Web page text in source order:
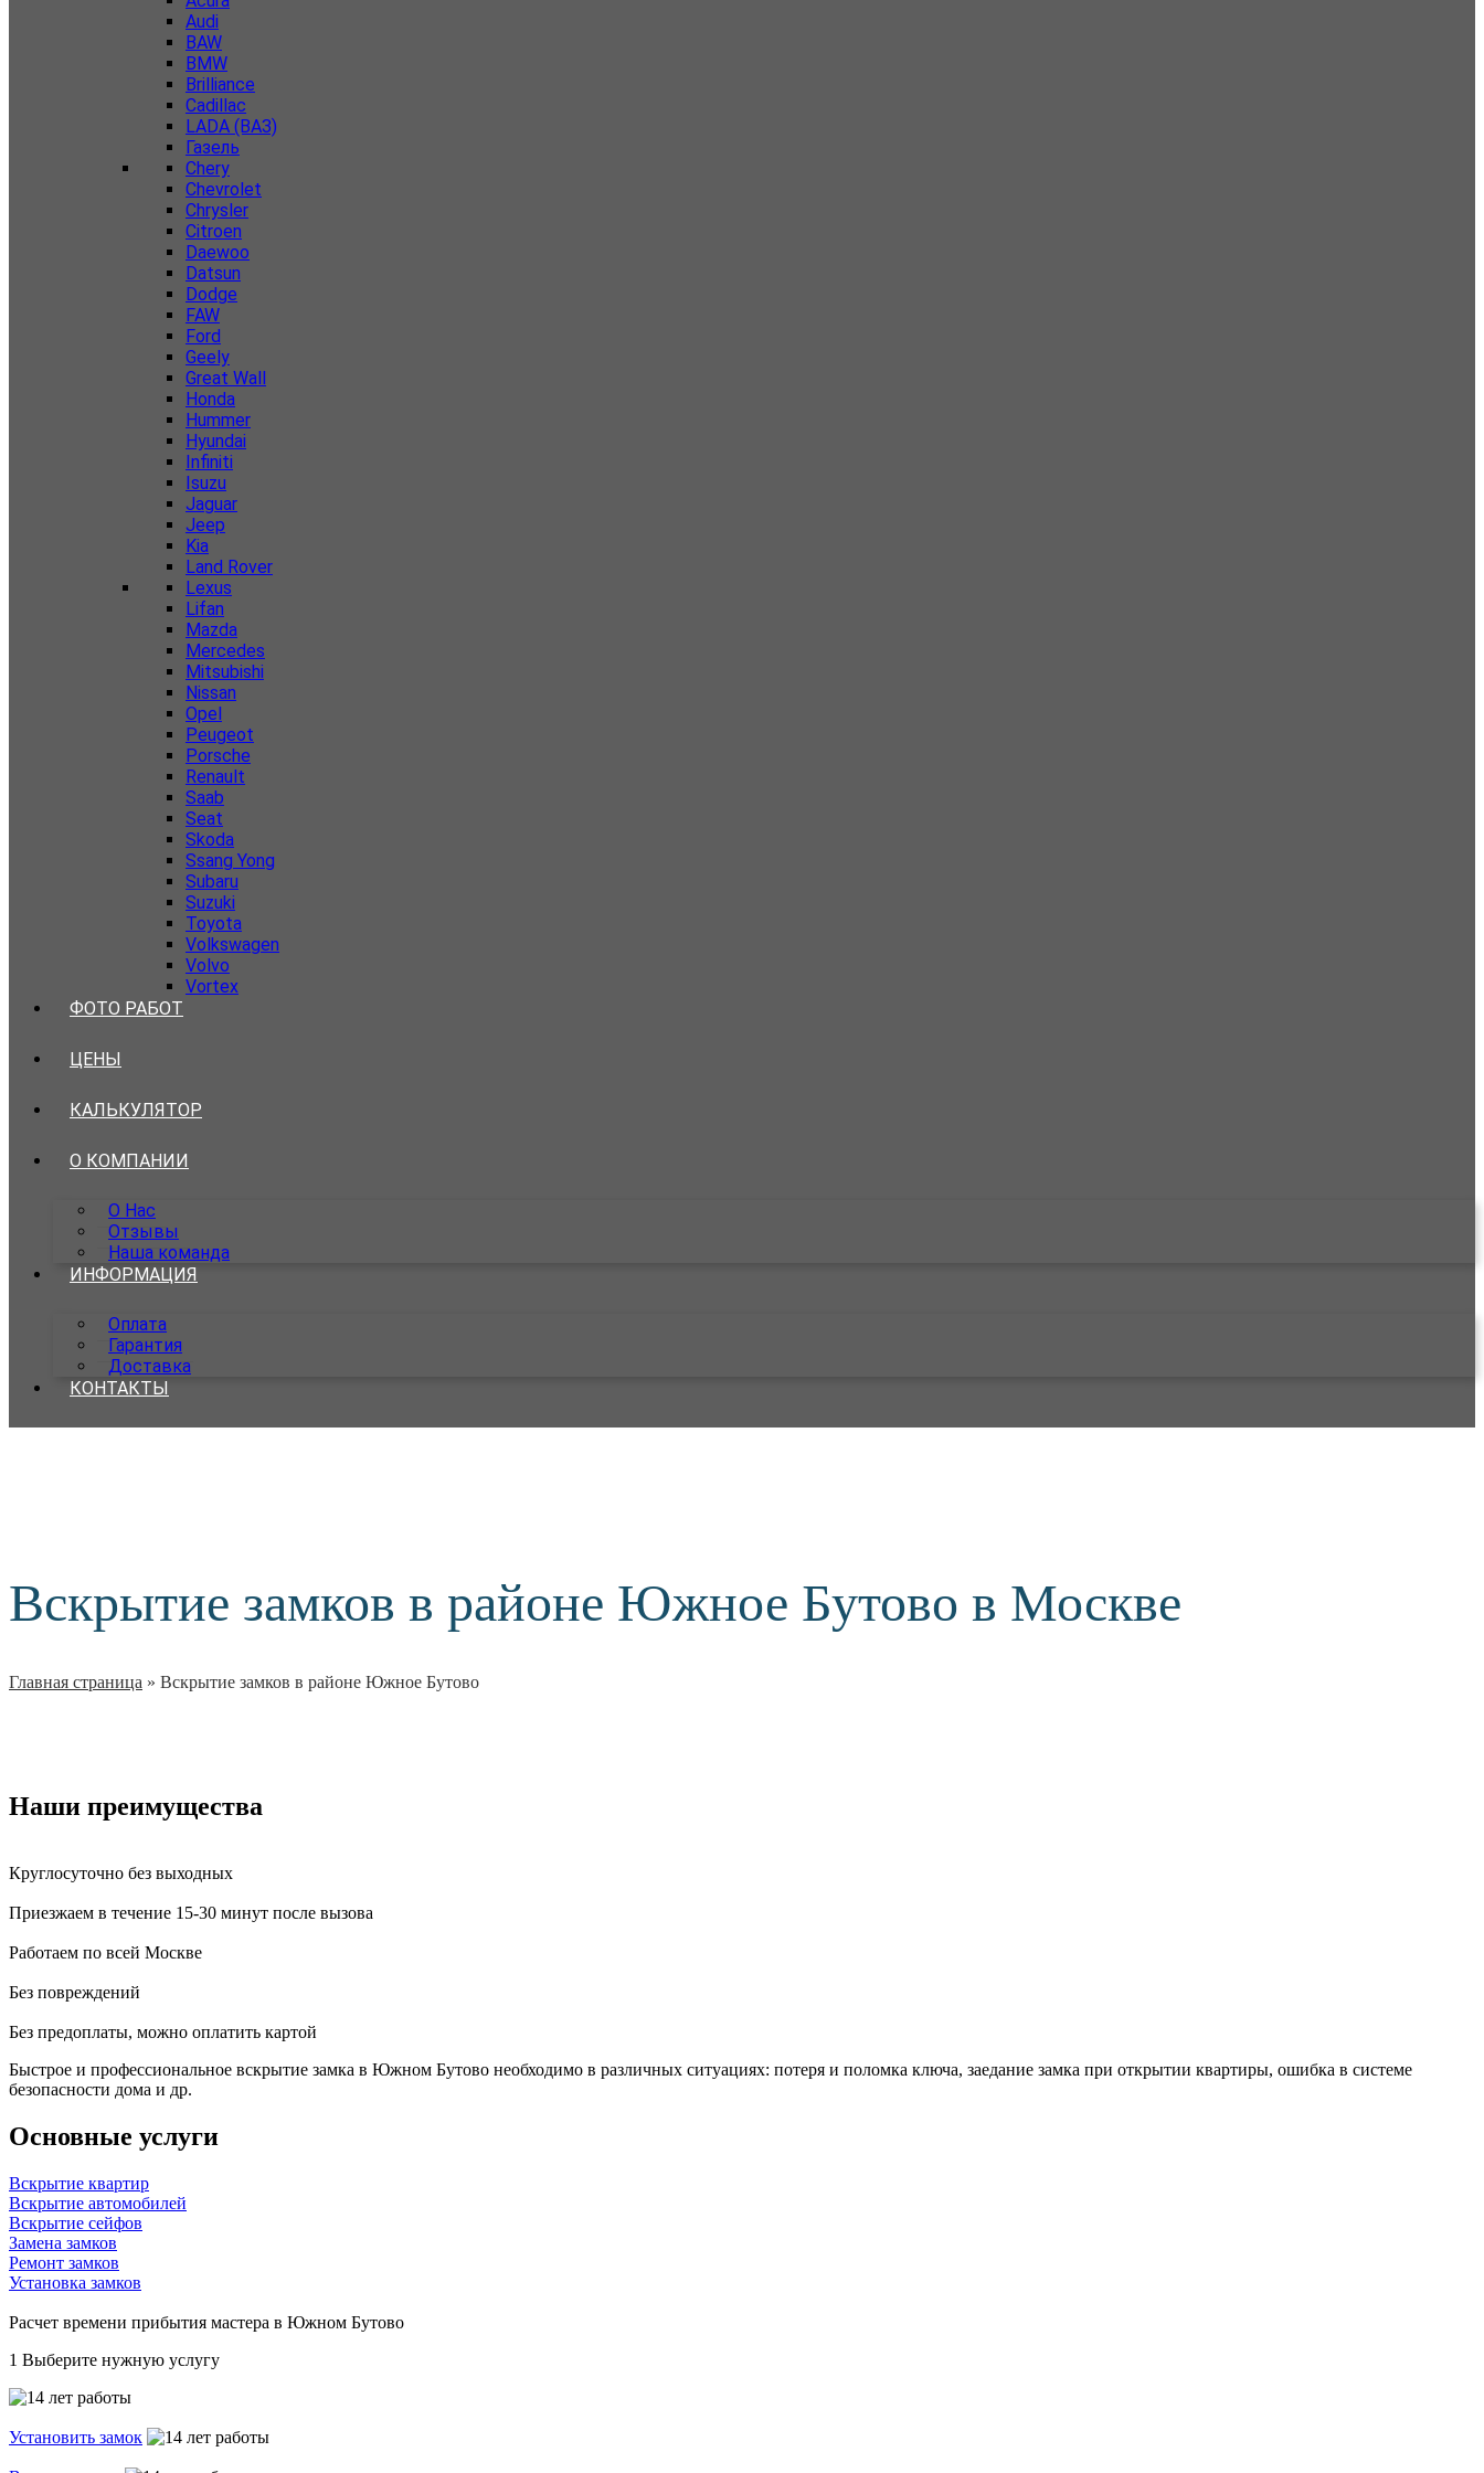
Audi
BAW
BMW
Brilliance
Cadillac
LADA (ВАЗ)
Газель
Chery
Chevrolet
Chrysler
Citroen
Daewoo
Datsun
Dodge
FAW
Ford
Geely
Great Wall
Honda
Hummer
Hyundai
Infiniti
Isuzu
Jaguar
Jeep
Kia
Land Rover
Lexus
Lifan
Mazda
Mercedes
Mitsubishi
Nissan
Opel
Peugeot
Porsche
Renault
Saab
Seat
Skoda
Ssang Yong
Subaru
Suzuki
Toyota
Volkswagen
Volvo
Vortex
ФОТО РАБОТ
ЦЕНЫ
КАЛЬКУЛЯТОР
О КОМПАНИИ
О Нас
Отзывы
Наша команда
ИНФОРМАЦИЯ
Оплата
Гарантия
Доставка
КОНТАКТЫ
Вскрытие замков в районе Южное Бутово в Москве
Главная страница » Вскрытие замков в районе Южное Бутово
Наши преимущества
Круглосуточно без выходных
Приезжаем в течение 15-30 минут после вызова
Работаем по всей Москве
Без повреждений
Без предоплаты, можно оплатить картой
Быстрое и профессиональное вскрытие замка в Южном Бутово необходимо в различных ситуациях: потеря и поломка ключа, заедание замка при открытии квартиры, ошибка в системе
безопасности дома и др.
Основные услуги
Вскрытие квартир
Вскрытие автомобилей
Вскрытие сейфов
Замена замков
Ремонт замков
Установка замков
Расчет времени прибытия мастера в Южном Бутово
1 Выберите нужную услугу
Установить замок